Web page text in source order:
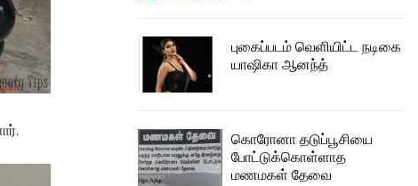
புகைப்படம் வெளியிட்ட நடிகை
யாஷிகா ஆனந்த்
கொரோனா தடுப்பூசியை
போட்டுக்கொள்ளாத
மணமகள் தேவை